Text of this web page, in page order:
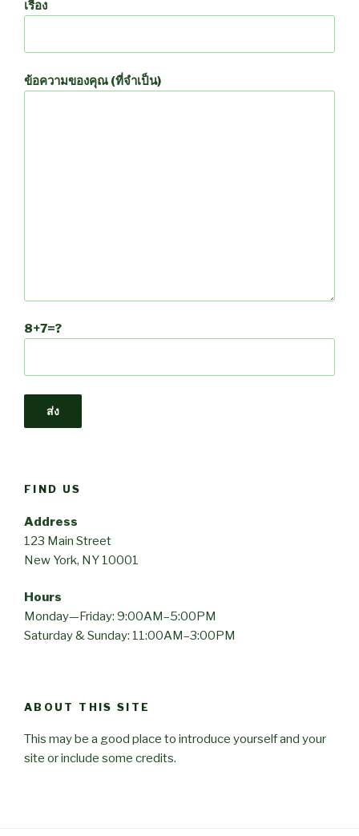
เรื่อง
ข้อความของคุณ (ที่จำเป็น)
8+7=?
FIND US
Address
123 Main Street
New York, NY 10001
Hours
Monday—Friday: 9:00AM–5:00PM
Saturday & Sunday: 11:00AM–3:00PM
ABOUT THIS SITE
This may be a good place to introduce yourself and your
site or include some credits.